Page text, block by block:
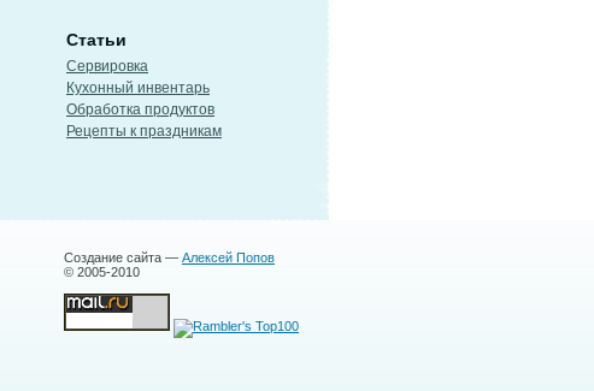
Статьи
Сервировка
Кухонный инвентарь
Обработка продуктов
Рецепты к праздникам
Создание сайта — Алексей Попов
© 2005-2010